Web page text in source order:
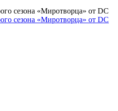
сезона «Миротворца» от DC
сезона «Миротворца» от DC